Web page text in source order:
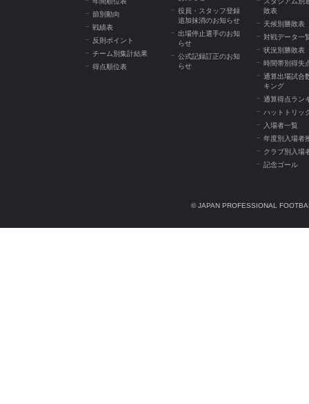
節別動向
戦績表
反則ポイント
チーム別集計結果
得点順位表
役員・スタッフ登録
追加抹消のお知らせ
出場停止選手のお知
らせ
公式記録訂正のお知
らせ
敗表
天候別勝敗表
対戦データ一
状況別勝敗表
時間帯別得失
通算出場試合
キング
通算得点ラン
ハットトリッ
入場者一覧
年度別入場者
クラブ別入場
記念ゴール
© JAPAN PROFESSIONAL